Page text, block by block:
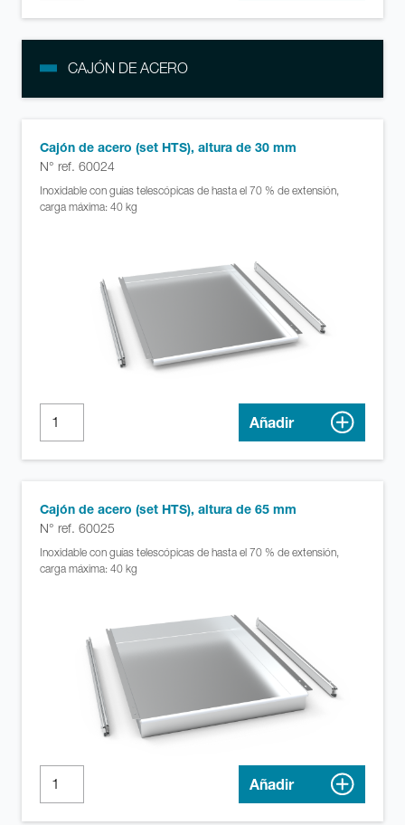
CAJÓN DE ACERO
Cajón de acero (set HTS), altura de 30 mm
N° ref. 60024
Inoxidable con guías telescópicas de hasta el 70 % de extensión,
carga máxima: 40 kg
Añadir
Cajón de acero (set HTS), altura de 65 mm
N° ref. 60025
Inoxidable con guías telescópicas de hasta el 70 % de extensión,
carga máxima: 40 kg
Añadir